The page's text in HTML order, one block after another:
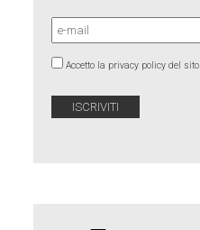
Accetto la privacy policy del sito